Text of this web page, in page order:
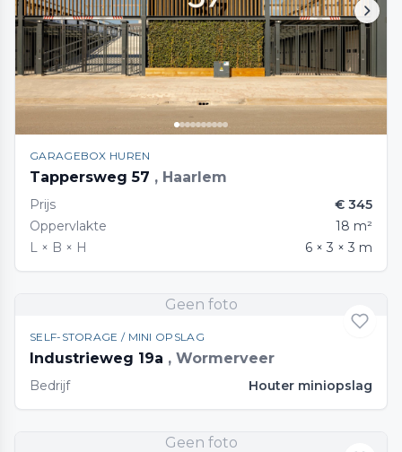
GARAGEBOX HUREN
Tappersweg 57 , Haarlem
Prijs
€ 345
Oppervlakte
18 m²
L × B × H
6 × 3 × 3 m
Geen foto
SELF-STORAGE / MINI OPSLAG
Industrieweg 19a , Wormerveer
Bedrijf Houter miniopslag
Geen foto